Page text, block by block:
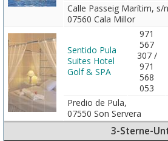
Calle Passeig Marítim, s/n
07560 Cala Millor
Sentido Pula
Suites Hotel
Golf & SPA
971
567
307 /
971
568
053
Predio de Pula,
07550 Son Servera
3-Sterne-